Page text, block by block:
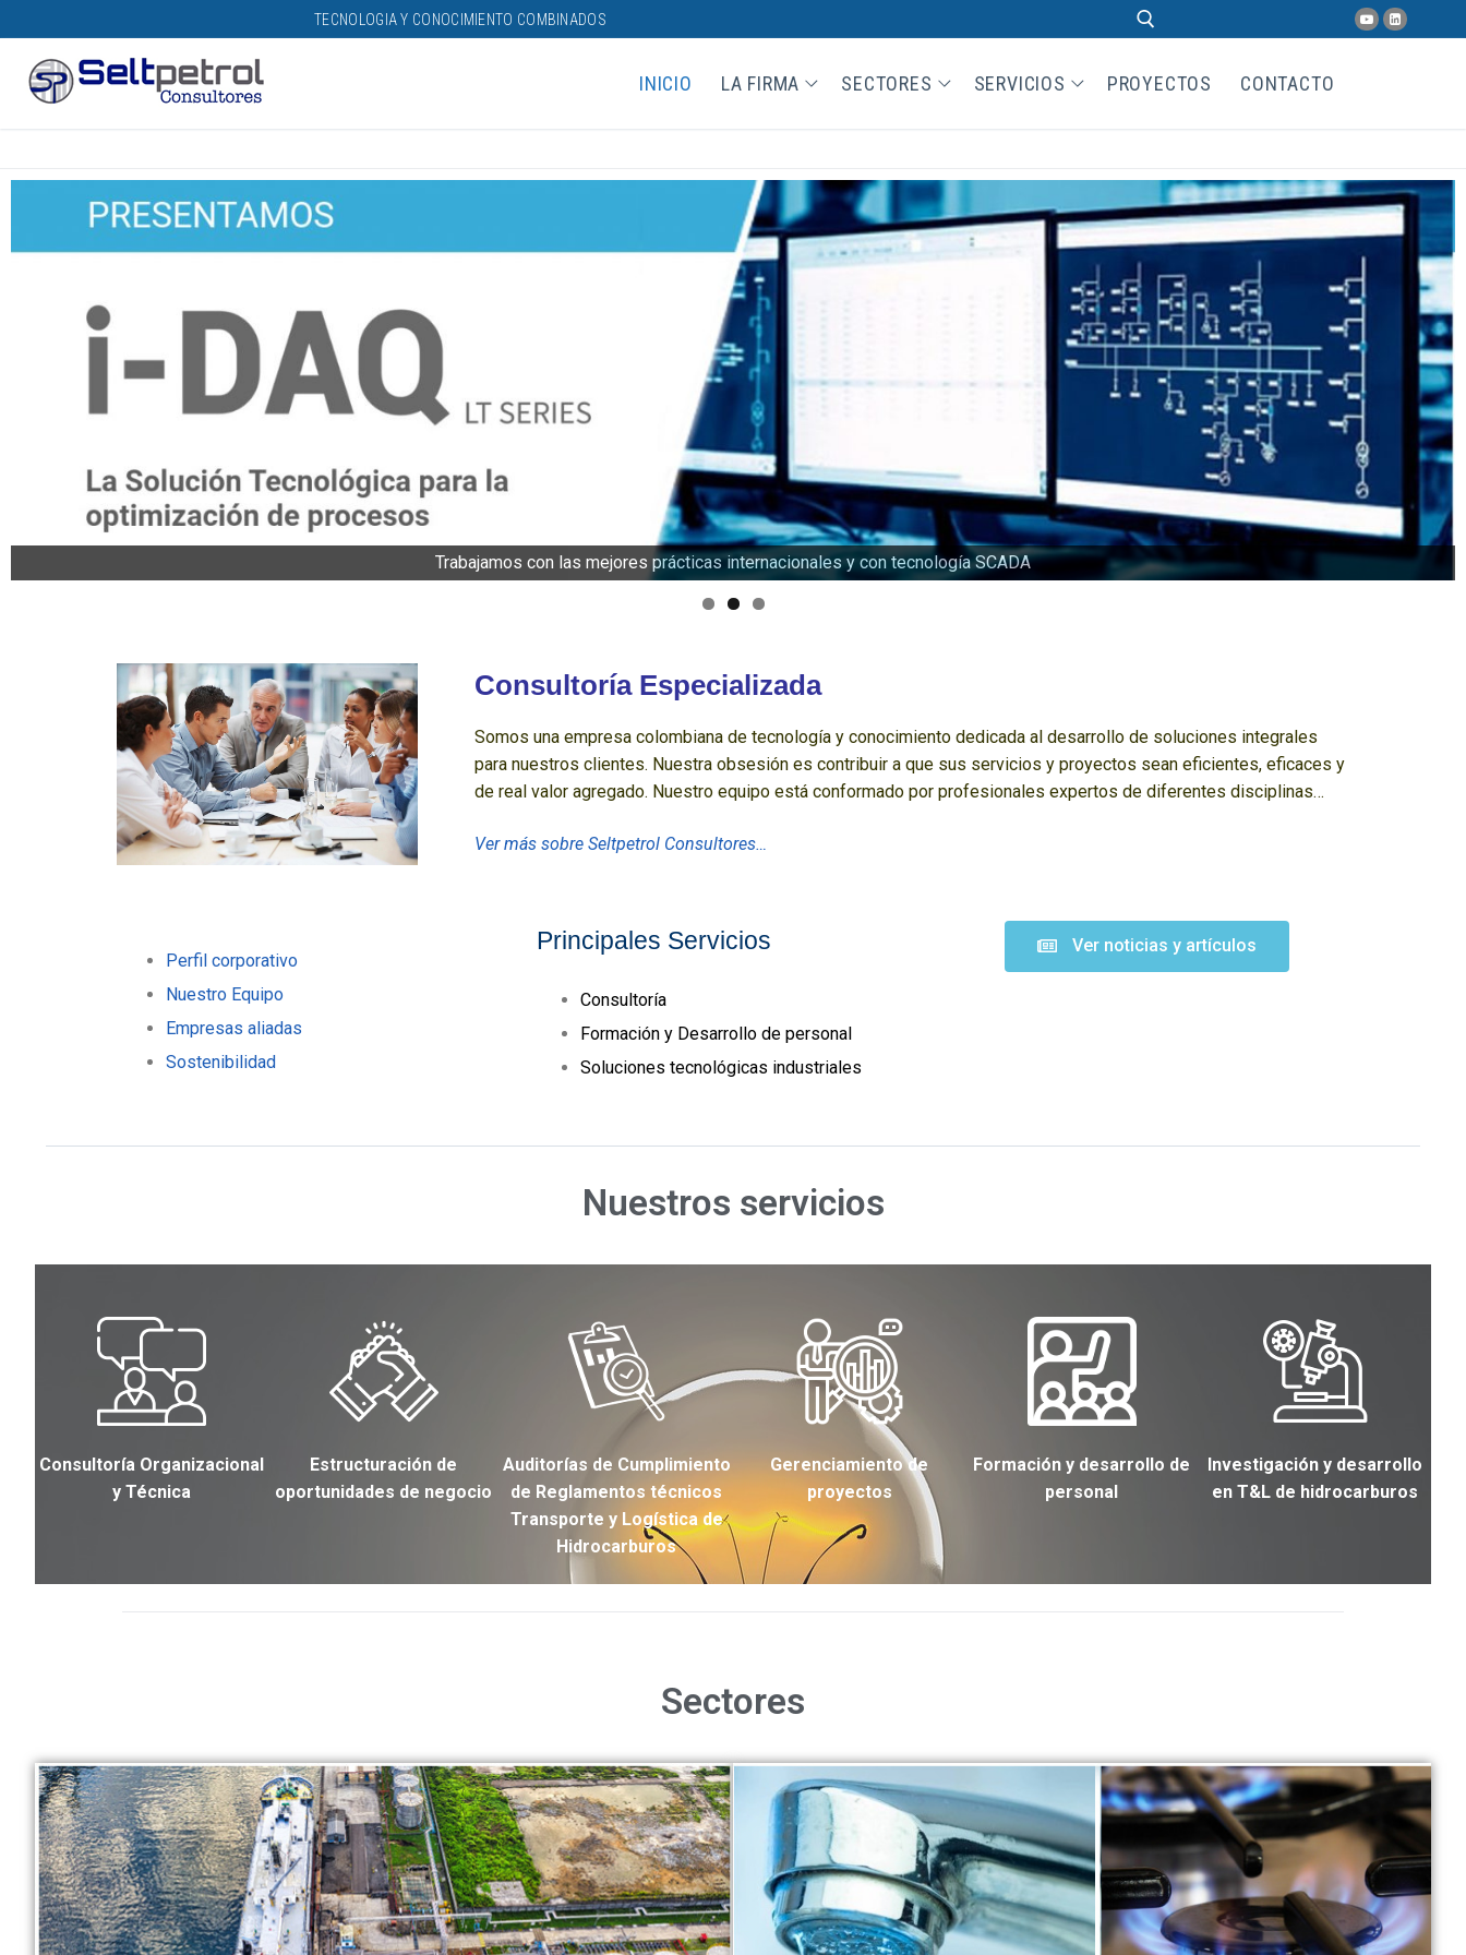
TECNOLOGIA Y CONOCIMIENTO COMBINADOS
INICIO LA FIRMA SECTORES SERVICIOS PROYECTOS CONTACTO
Trabajamos con las mejores prácticas internacionales y con tecnología SCADA
Consultoría Especializada
Somos una empresa colombiana de tecnología y conocimiento dedicada al desarrollo de soluciones integrales
para nuestros clientes. Nuestra obsesión es contribuir a que sus servicios y proyectos sean eficientes, eficaces y
de real valor agregado. Nuestro equipo está conformado por profesionales expertos de diferentes disciplinas…
Ver más sobre Seltpetrol Consultores…
Perfil corporativo
Nuestro Equipo
Empresas aliadas
Sostenibilidad
Principales Servicios
Consultoría
Formación y Desarrollo de personal
Soluciones tecnológicas industriales
Ver noticias y artículos
Nuestros servicios
Consultoría Organizacional
y Técnica
Estructuración de
oportunidades de negocio
Auditorías de Cumplimiento
de Reglamentos técnicos
Transporte y Logística de
Hidrocarburos
Gerenciamiento de
proyectos
Formación y desarrollo de
personal
Investigación y desarrollo
en T&L de hidrocarburos
Sectores